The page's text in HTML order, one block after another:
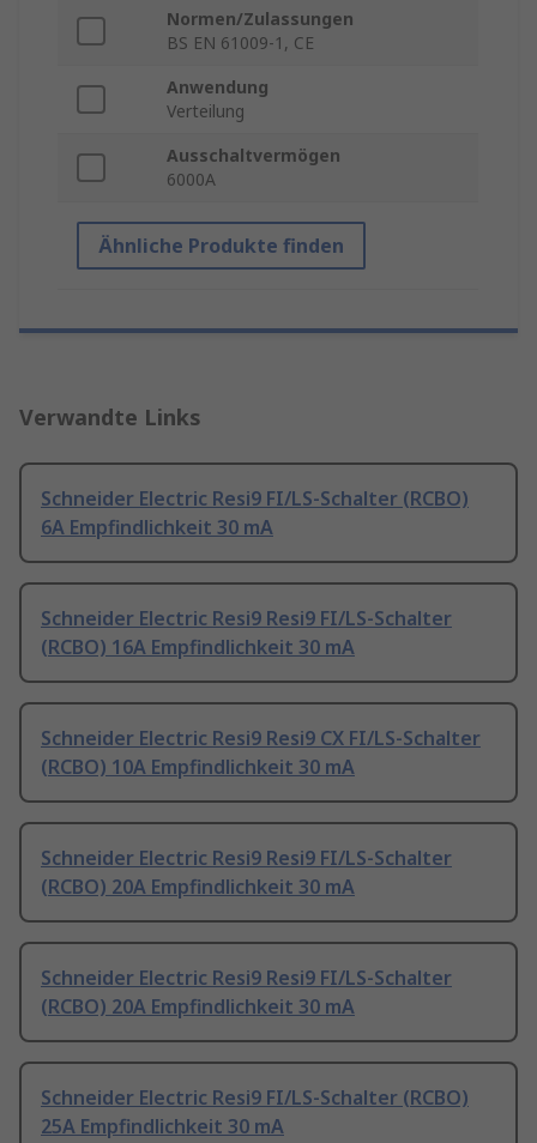
Normen/Zulassungen
BS EN 61009-1, CE
Anwendung
Verteilung
Ausschaltvermögen
6000A
Ähnliche Produkte finden
Verwandte Links
Schneider Electric Resi9 FI/LS-Schalter (RCBO)
6A Empfindlichkeit 30 mA
Schneider Electric Resi9 Resi9 FI/LS-Schalter
(RCBO) 16A Empfindlichkeit 30 mA
Schneider Electric Resi9 Resi9 CX FI/LS-Schalter
(RCBO) 10A Empfindlichkeit 30 mA
Schneider Electric Resi9 Resi9 FI/LS-Schalter
(RCBO) 20A Empfindlichkeit 30 mA
Schneider Electric Resi9 Resi9 FI/LS-Schalter
(RCBO) 20A Empfindlichkeit 30 mA
Schneider Electric Resi9 FI/LS-Schalter (RCBO)
25A Empfindlichkeit 30 mA